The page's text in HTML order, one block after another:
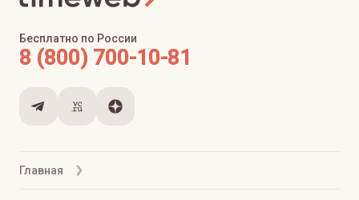
Главная
Бесплатно по России
8 (800) 700-10-81